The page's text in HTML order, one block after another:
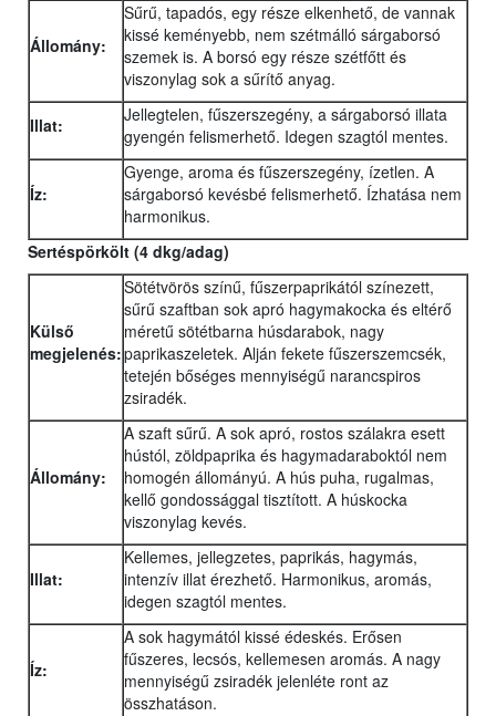
Állomány:
Sűrű, tapadós, egy része elkenhető, de vannak
kissé keményebb, nem szétmálló sárgaborsó
szemek is. A borsó egy része szétfőtt és
viszonylag sok a sűrítő anyag.
Illat:
Jellegtelen, fűszerszegény, a sárgaborsó illata
gyengén felismerhető. Idegen szagtól mentes.
Íz:
Gyenge, aroma és fűszerszegény, ízetlen. A
sárgaborsó kevésbé felismerhető. Ízhatása nem
harmonikus.
Sertéspörkölt (4 dkg/adag)
Külső
megjelenés:
Sötétvörös színű, fűszerpaprikától színezett,
sűrű szaftban sok apró hagymakocka és eltérő
méretű sötétbarna húsdarabok, nagy
paprikaszeletek. Alján fekete fűszerszemcsék,
tetején bőséges mennyiségű narancspiros
zsiradék.
Állomány:
A szaft sűrű. A sok apró, rostos szálakra esett
hústól, zöldpaprika és hagymadaraboktól nem
homogén állományú. A hús puha, rugalmas,
kellő gondossággal tisztított. A húskocka
viszonylag kevés.
Illat:
Kellemes, jellegzetes, paprikás, hagymás,
intenzív illat érezhető. Harmonikus, aromás,
idegen szagtól mentes.
Íz:
A sok hagymától kissé édeskés. Erősen
fűszeres, lecsós, kellemesen aromás. A nagy
mennyiségű zsiradék jelenléte ront az
összhatáson.